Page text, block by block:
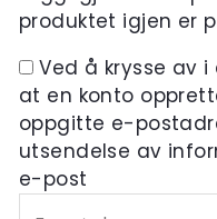
produktet igjen er
Ved å krysse av
at en konto
oppgitte e-
utsendelse av
e-post